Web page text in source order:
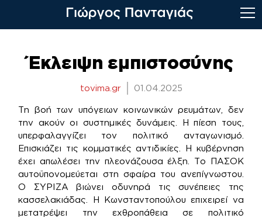
contentΈκλειψη εμπιστοσύνης
tovima.gr 01.04.2025
Τη βοή των υπόγειων κοινωνικών ρευμάτων, δεν
την ακούν οι συστημικές δυνάμεις. Η πίεση τους,
υπερφαλαγγίζει τον πολιτικό ανταγωνισμό.
Επισκιάζει τις κομματικές αντιδικίες. Η κυβέρνηση
έχει απωλέσει την πλεονάζουσα έλξη. Το ΠΑΣΟΚ
αυτοϋπονομεύεται στη σφαίρα του ανεπίγνωστου.
Ο ΣΥΡΙΖΑ βιώνει οδυνηρά τις συνέπειες της
κασσελακιάδας. Η Κωνσταντοπούλου επιχειρεί να
μετατρέψει την εχθροπάθεια σε πολιτικό